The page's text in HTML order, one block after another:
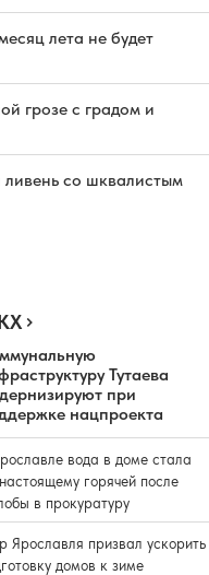
лета не будет
грозе с градом и
ливень со шквалистым
Тутаева
при
нацпроекта
вода в доме стала
горячей после
в прокуратуру
Ярославля призвал ускорить
домов к зиме